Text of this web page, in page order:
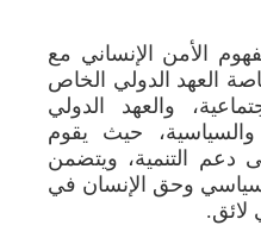
الأمن الإنساني مع
العهد الدولي الخاص
والعهد الدولي
والسياسية، حيث يقوم
دعم التنمية، ويتضمن
وحق الإنسان في